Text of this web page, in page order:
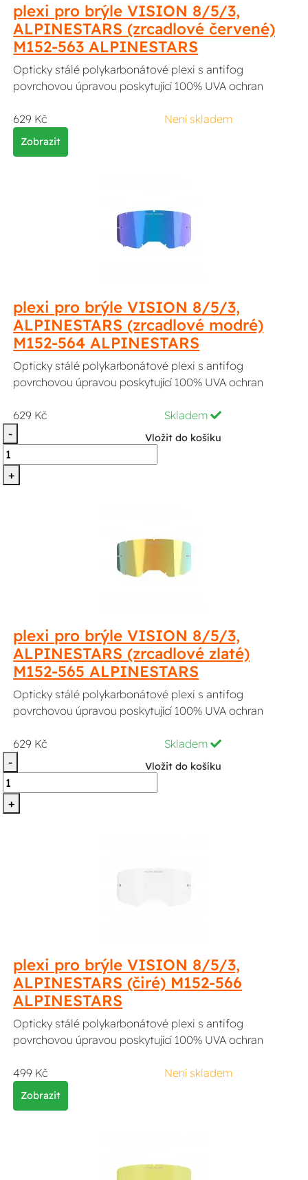
plexi pro brýle VISION 8/5/3,
ALPINESTARS (zrcadlové červené)
M152-563 ALPINESTARS
Opticky stálé polykarbonátové plexi s antifog
povrchovou úpravou poskytující 100% UVA ochran
629 Kč Není skladem
Zobrazit
plexi pro brýle VISION 8/5/3,
ALPINESTARS (zrcadlové modré)
M152-564 ALPINESTARS
Opticky stálé polykarbonátové plexi s antifog
povrchovou úpravou poskytující 100% UVA ochran
629 Kč
Skladem
-
+
Vložit do košíku
plexi pro brýle VISION 8/5/3,
ALPINESTARS (zrcadlové zlaté)
M152-565 ALPINESTARS
Opticky stálé polykarbonátové plexi s antifog
povrchovou úpravou poskytující 100% UVA ochran
629 Kč
Skladem
-
+
Vložit do košíku
plexi pro brýle VISION 8/5/3,
ALPINESTARS (čiré) M152-566
ALPINESTARS
Opticky stálé polykarbonátové plexi s antifog
povrchovou úpravou poskytující 100% UVA ochran
499 Kč Není skladem
Zobrazit